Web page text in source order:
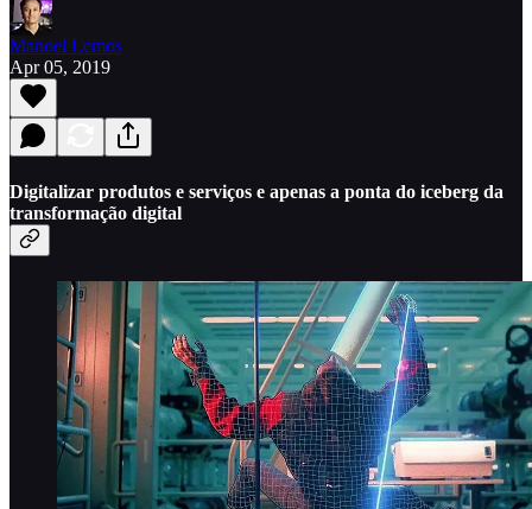
Manoel Lemos
Apr 05, 2019
Digitalizar produtos e serviços e apenas a ponta do iceberg da
transformação digital